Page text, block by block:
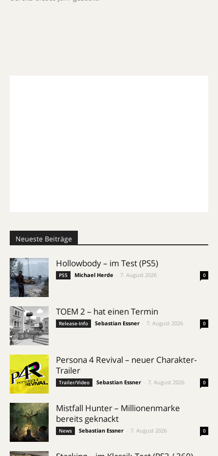
Neueste Beiträge
Hollowbody – im Test (PS5)
PS5 Michael Herde 7. August 2026 0
TOEM 2 – hat einen Termin
Release-Info Sebastian Essner 7. August 2026 0
Persona 4 Revival – neuer Charakter-
Trailer
Trailer/Video Sebastian Essner 7. August 2026 0
Mistfall Hunter – Millionenmarke
bereits geknackt
News Sebastian Essner 7. August 2026 0